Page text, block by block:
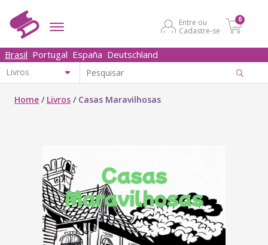
Entre ou
Cadastre-se
0
Brasil Portugal España Deutschland
Home / Livros / Casas Maravilhosas